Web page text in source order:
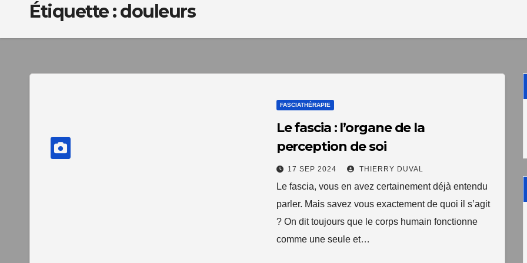
Étiquette :douleurs
FASCIATHÉRAPIE
Le fascia : l’organe de la
perception de soi
17 SEP 2024 THIERRY DUVAL
Le fascia, vous en avez certainement déjà entendu
parler. Mais savez vous exactement de quoi il s’agit
? On dit toujours que le corps humain fonctionne
comme une seule et…
santé"
Une erreur est survenue
formulaire. Merci de
Votre inscription a bien été
livre numérique a été
arriver d'ici quelques